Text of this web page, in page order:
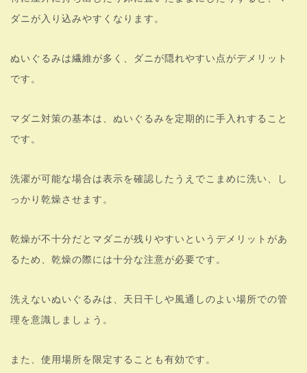
ダニが入り込みやすくなります。
ぬいぐるみは繊維が多く、ダニが隠れやすい点がデメリット
です。
マダニ対策の基本は、ぬいぐるみを定期的に手入れすること
です。
洗濯が可能な場合は表示を確認したうえでこまめに洗い、し
っかり乾燥させます。
乾燥が不十分だとマダニが残りやすいというデメリットがあ
るため、乾燥の際には十分な注意が必要です。
洗えないぬいぐるみは、天日干しや風通しのよい場所での管
理を意識しましょう。
また、使用場所を限定することも有効です。